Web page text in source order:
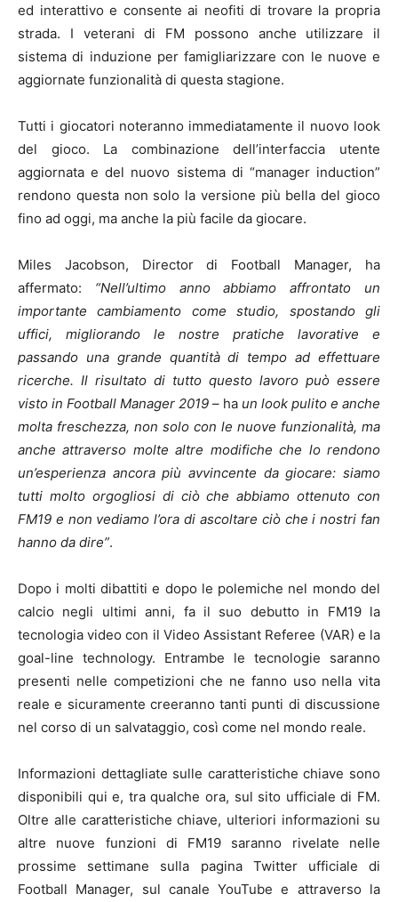
ed interattivo e consente ai neofiti di trovare la propria
strada. I veterani di FM possono anche utilizzare il
sistema di induzione per famigliarizzare con le nuove e
aggiornate funzionalità di questa stagione.
Tutti i giocatori noteranno immediatamente il nuovo look
del gioco. La combinazione dell’interfaccia utente
aggiornata e del nuovo sistema di “manager induction”
rendono questa non solo la versione più bella del gioco
fino ad oggi, ma anche la più facile da giocare.
Miles Jacobson, Director di Football Manager, ha
affermato: “Nell’ultimo anno abbiamo affrontato un
importante cambiamento come studio, spostando gli
uffici, migliorando le nostre pratiche lavorative e
passando una grande quantità di tempo ad effettuare
ricerche. Il risultato di tutto questo lavoro può essere
visto in Football Manager 2019 – ha un look pulito e anche
molta freschezza, non solo con le nuove funzionalità, ma
anche attraverso molte altre modifiche che lo rendono
un’esperienza ancora più avvincente da giocare: siamo
tutti molto orgogliosi di ciò che abbiamo ottenuto con
FM19 e non vediamo l’ora di ascoltare ciò che i nostri fan
hanno da dire”.
Dopo i molti dibattiti e dopo le polemiche nel mondo del
calcio negli ultimi anni, fa il suo debutto in FM19 la
tecnologia video con il Video Assistant Referee (VAR) e la
goal-line technology. Entrambe le tecnologie saranno
presenti nelle competizioni che ne fanno uso nella vita
reale e sicuramente creeranno tanti punti di discussione
nel corso di un salvataggio, così come nel mondo reale.
Informazioni dettagliate sulle caratteristiche chiave sono
disponibili qui e, tra qualche ora, sul sito ufficiale di FM.
Oltre alle caratteristiche chiave, ulteriori informazioni su
altre nuove funzioni di FM19 saranno rivelate nelle
prossime settimane sulla pagina Twitter ufficiale di
Football Manager, sul canale YouTube e attraverso la